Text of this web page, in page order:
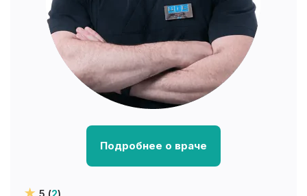
Подробнее о враче
5 (2)